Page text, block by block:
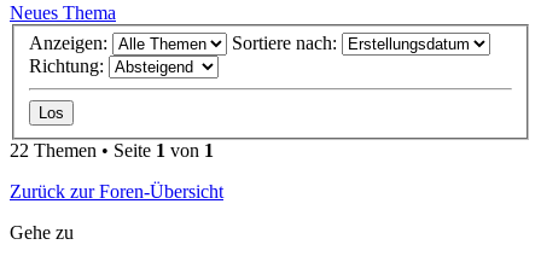
Neues Thema
Anzeigen:
Sortiere nach:
Richtung:
22 Themen • Seite 1 von 1
Zurück zur Foren-Übersicht
Gehe zu